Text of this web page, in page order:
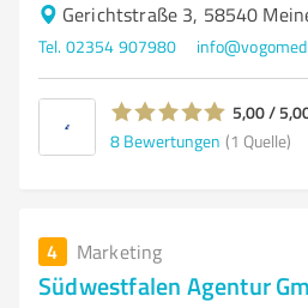
Gerichtstraße 3, 58540
Tel. 02354 907980
5,00 /
8 Bewertungen (1 Quelle)
4 Marketing
Südwestfalen Agentur